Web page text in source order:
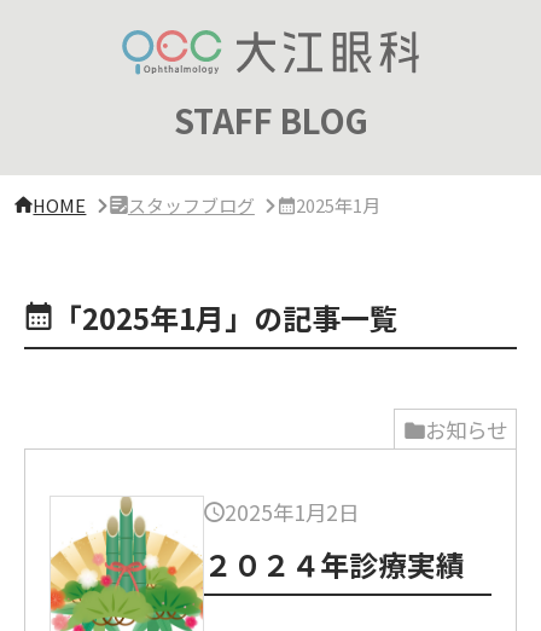
STAFF BLOG
HOME スタッフブログ 2025年1月
「2025年1月」の記事一覧
お知らせ
2025年1月2日
２０２４年診療実績